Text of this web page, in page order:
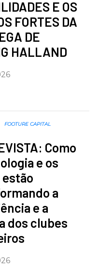
E OS
FORTES DA
DE
HALLAND
FOOTURE CAPITAL
Como
e os
a
e a
dos clubes